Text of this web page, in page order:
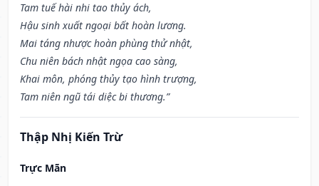
Tam tuế hài nhi tao thủy ách,
Hậu sinh xuất ngoại bất hoàn lương.
Mai táng nhược hoàn phùng thử nhật,
Chu niên bách nhật ngọa cao sàng,
Khai môn, phóng thủy tạo hình trượng,
Tam niên ngũ tái diệc bi thương.”
Thập Nhị Kiến Trừ
Trực Mãn